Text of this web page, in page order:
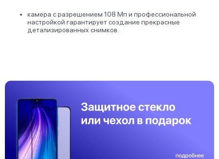
камера с разрешением 108 Мп и профессиональной
настройкой гарантирует создание прекрасные
детализированных снимков.